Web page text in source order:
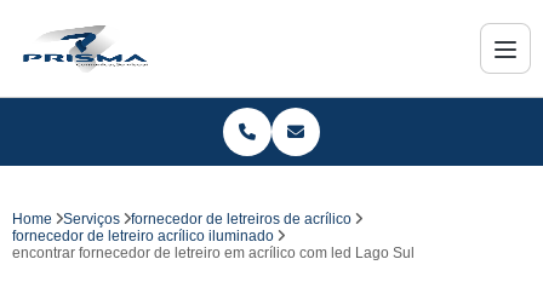
Home Serviços
fornecedor de letreiros de acrílico
fornecedor de letreiro acrílico iluminado
encontrar fornecedor de letreiro em acrílico com led Lago Sul